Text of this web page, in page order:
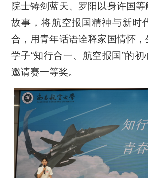
院士铸剑蓝天、罗阳以身许国等
故事，将航空报国精神与新时
合，用青年话语诠释家国情怀，
学子“知行合一、航空报国”的
邀请赛一等奖。